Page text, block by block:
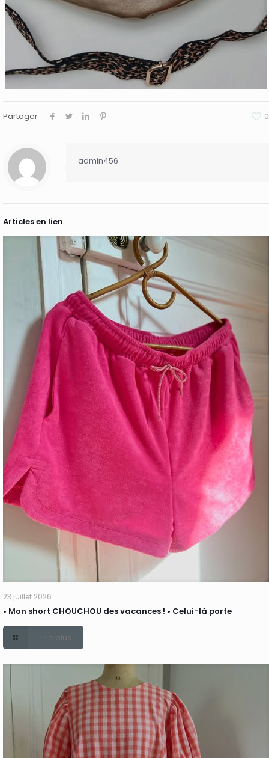
Partager 0
admin456
Articles en lien
23 juillet 2026
• Mon short CHOUCHOU des vacances ! • Celui-là porte
Lire plus